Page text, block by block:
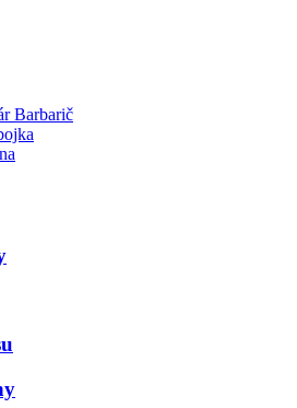
Barbarič